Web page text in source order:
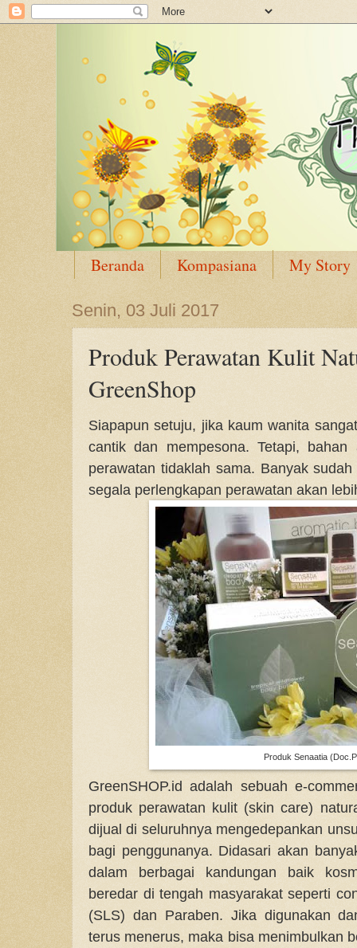
Beranda Kompasiana My Story
Senin, 03 Juli 2017
Produk Perawatan Kulit
GreenShop
Siapapun setuju, jika kaum wanita
cantik dan mempesona. Tetapi,
perawatan tidaklah sama. Banyak
segala perlengkapan perawatan akan
Produk Senaatia
GreenSHOP.id adalah sebuah e-
produk perawatan kulit (skin care)
dijual di seluruhnya mengedepankan
bagi penggunanya. Didasari akan
dalam berbagai kandungan baik
beredar di tengah masyarakat seperti
(SLS) dan Paraben. Jika digunakan
terus menerus, maka bisa menimbulkan